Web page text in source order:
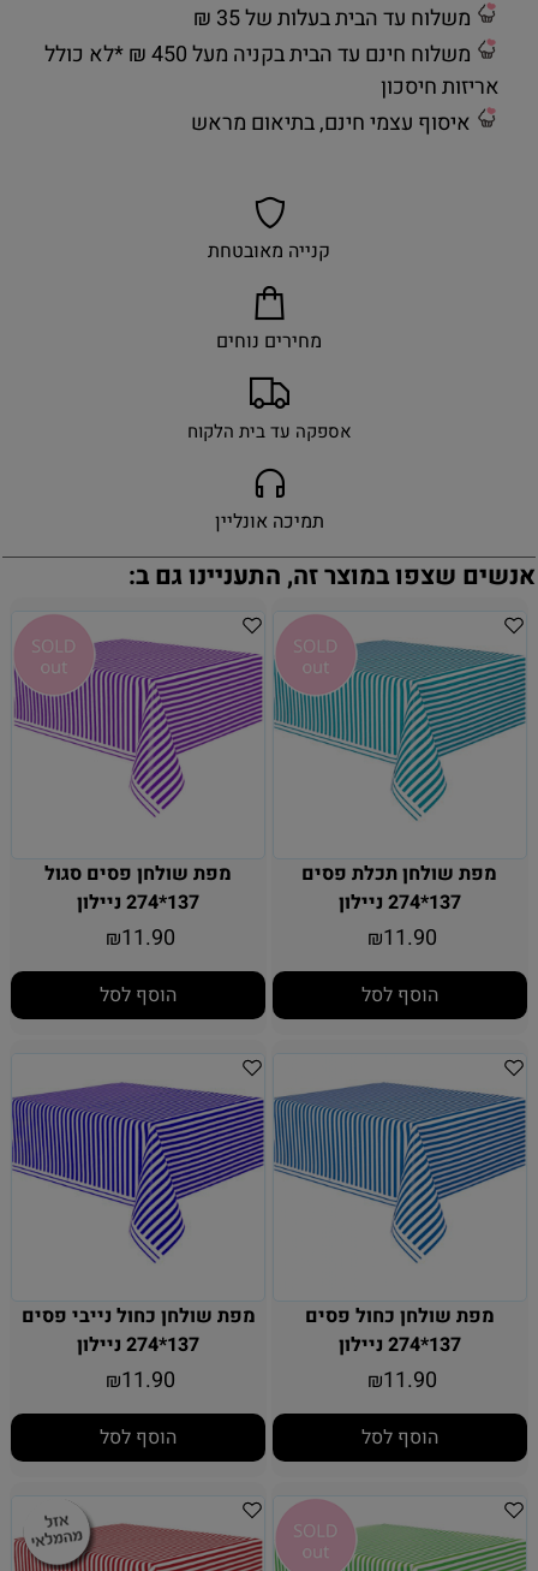
משלוח עד הבית בעלות של 35 ₪
משלוח חינם עד הבית בקניה מעל 450 ₪ *לא כולל
אריזות חיסכון
איסוף עצמי חינם, בתיאום מראש
קנייה מאובטחת
מחירים נוחים
אספקה עד בית הלקוח
תמיכה אונליין
אנשים שצפו במוצר זה, התעניינו גם ב:
מפת שולחן תכלת פסים
137*274 ניילון
₪11.90
הוסף לסל
מפת שולחן פסים סגול
137*274 ניילון
₪11.90
הוסף לסל
מפת שולחן כחול פסים
137*274 ניילון
₪11.90
הוסף לסל
מפת שולחן כחול נייבי פסים
137*274 ניילון
₪11.90
הוסף לסל